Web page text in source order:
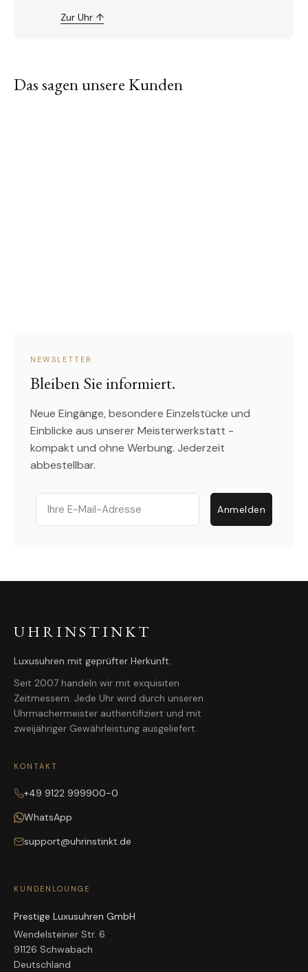
Zur Uhr ↑
Das sagen unsere Kunden
NEWSLETTER
Bleiben Sie informiert.
Neue Eingänge, besondere Einzelstücke und
Einblicke aus unserer Meisterwerkstatt -
kompakt und ohne Werbung. Jederzeit
abbestellbar.
Email
Anmelden
UHRINSTINKT
Luxusuhren mit geprüfter Herkunft.
Seit 2007 handeln wir mit exquisiten
Zeitmessern. Jede Uhr wird durch unseren
Uhrmachermeister authentifiziert und mit
zweijähriger Gewährleistung ausgeliefert.
KONTAKT
+49 9122 999900-0
WhatsApp
support@uhrinstinkt.de
KUNDENLOUNGE
Prestige Luxusuhren GmbH
Wendelsteiner Str. 6
91126 Schwabach
Deutschland